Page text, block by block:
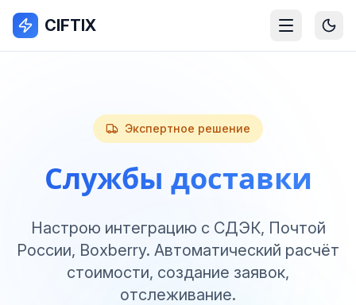
CIFTIX
Экспертное решение
Службы доставки
Настрою интеграцию с СДЭК, Почтой
России, Boxberry. Автоматический расчёт
стоимости, создание заявок,
отслеживание.